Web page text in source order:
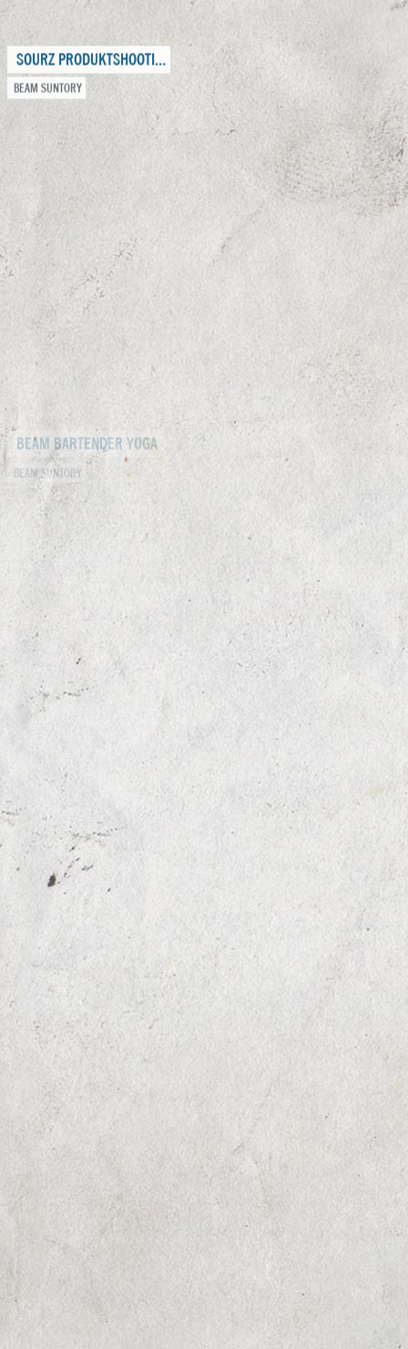
BEAM SUNTORY
BEAM BARTENDER YOGA
BEAM SUNTORY
CHIESI
RIO MARE
CASSEGRAIN CI 2020
CASSEGRAIN
EUMICON EVENT BRÜSSEL
WKO
CASSEGRAIN WORKSHOP
CASSEGRAIN
KWP - HÄUSER ZUM LEBEN
BEAM SUNTORY
BENEFUL KAMPAGNE WIR ZWEI SIND DAS BESTE TEAM
BIOGEN MS DAY 2020
BEAM CAREPACKAGE
BEAM SUNTORY
CASSEGRAIN THEKENDISPLAY
CASSEGRAIN